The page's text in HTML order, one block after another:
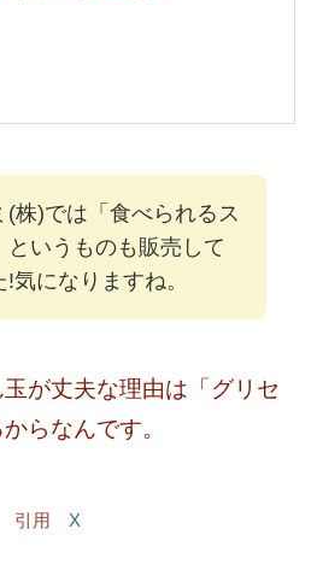
(株)では「食べられるス
というものも販売して
気になりますね。
が丈夫な理由は「グリセ
らなんです。
引用 X